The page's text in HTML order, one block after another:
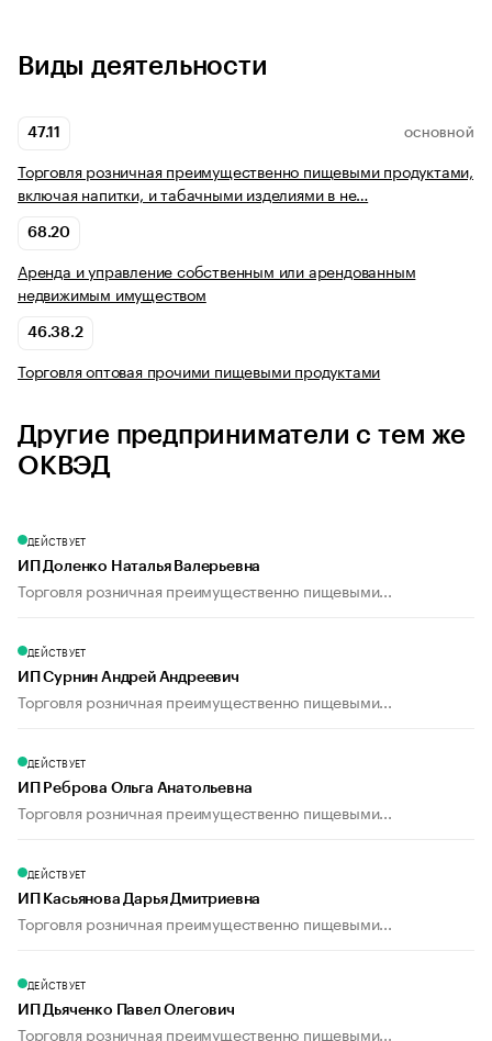
Виды деятельности
47.11 ОСНОВНОЙ
Торговля розничная преимущественно пищевыми продуктами,
включая напитки, и табачными изделиями в не…
68.20
Аренда и управление собственным или арендованным
недвижимым имуществом
46.38.2
Торговля оптовая прочими пищевыми продуктами
Другие предприниматели с тем же
ОКВЭД
ДЕЙСТВУЕТ
ИП Доленко Наталья Валерьевна
Торговля розничная преимущественно пищевыми...
ДЕЙСТВУЕТ
ИП Сурнин Андрей Андреевич
Торговля розничная преимущественно пищевыми...
ДЕЙСТВУЕТ
ИП Реброва Ольга Анатольевна
Торговля розничная преимущественно пищевыми...
ДЕЙСТВУЕТ
ИП Касьянова Дарья Дмитриевна
Торговля розничная преимущественно пищевыми...
ДЕЙСТВУЕТ
ИП Дьяченко Павел Олегович
Торговля розничная преимущественно пищевыми...